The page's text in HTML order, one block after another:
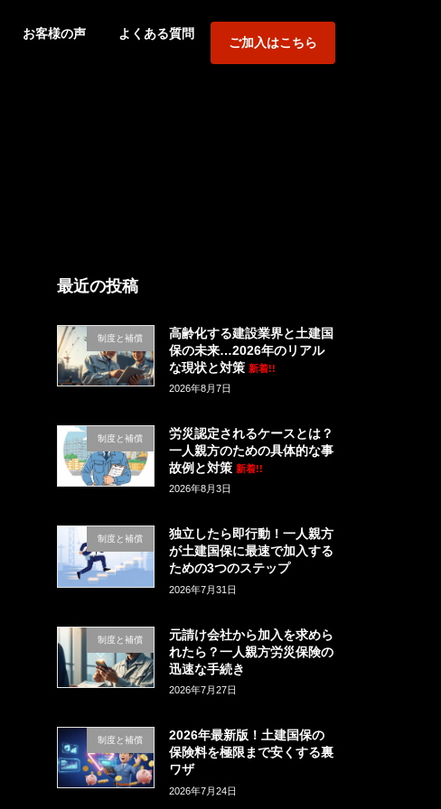
お客様の声 よくある質問
ご加入はこちら
最近の投稿
制度と補償
高齢化する建設業界と土建国
保の未来…2026年のリアル
な現状と対策 新着!!
2026年8月7日
制度と補償
労災認定されるケースとは？
一人親方のための具体的な事
故例と対策 新着!!
2026年8月3日
制度と補償
独立したら即行動！一人親方
が土建国保に最速で加入する
ための3つのステップ
2026年7月31日
制度と補償
元請け会社から加入を求めら
れたら？一人親方労災保険の
迅速な手続き
2026年7月27日
制度と補償
2026年最新版！土建国保の
保険料を極限まで安くする裏
ワザ
2026年7月24日